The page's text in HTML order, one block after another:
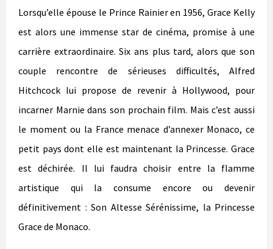
Lorsqu’elle épouse le Prince Rainier en 1956, Grace Kelly
est alors une immense star de cinéma, promise à une
carrière extraordinaire. Six ans plus tard, alors que son
couple rencontre de sérieuses difficultés, Alfred
Hitchcock lui propose de revenir à Hollywood, pour
incarner Marnie dans son prochain film. Mais c’est aussi
le moment ou la France menace d’annexer Monaco, ce
petit pays dont elle est maintenant la Princesse. Grace
est déchirée. Il lui faudra choisir entre la flamme
artistique qui la consume encore ou devenir
définitivement : Son Altesse Sérénissime, la Princesse
Grace de Monaco.